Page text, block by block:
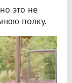
это не
полку.